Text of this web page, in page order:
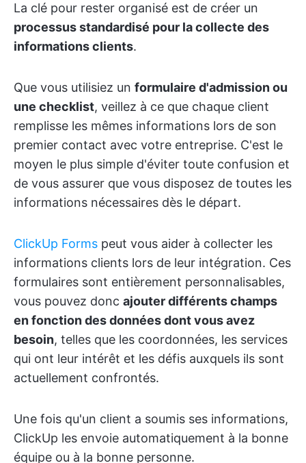
La clé pour rester organisé est de créer un
processus standardisé pour la collecte des
informations clients.
Que vous utilisiez un formulaire d'admission ou
une checklist, veillez à ce que chaque client
remplisse les mêmes informations lors de son
premier contact avec votre entreprise. C'est le
moyen le plus simple d'éviter toute confusion et
de vous assurer que vous disposez de toutes les
informations nécessaires dès le départ.
ClickUp Forms peut vous aider à collecter les
informations clients lors de leur intégration. Ces
formulaires sont entièrement personnalisables,
vous pouvez donc ajouter différents champs
en fonction des données dont vous avez
besoin, telles que les coordonnées, les services
qui ont leur intérêt et les défis auxquels ils sont
actuellement confrontés.
Une fois qu'un client a soumis ses informations,
ClickUp les envoie automatiquement à la bonne
équipe ou à la bonne personne.